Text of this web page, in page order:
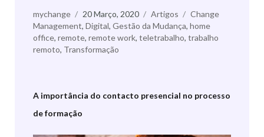
Autor
mychange
Publicado
a
20 Março, 2020 Categorias
Artigos Etiquetas
Change
Management, Digital, Gestão da Mudança, home
office, remote, remote work, teletrabalho, trabalho
remoto, Transformação
A importância do contacto presencial no processo
de formação